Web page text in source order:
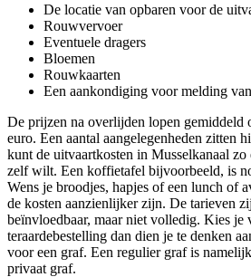
De locatie van opbaren voor de
Rouwvervoer
Eventuele dragers
Bloemen
Rouwkaarten
Een aankondiging voor melding
De prijzen na overlijden lopen gemiddeld
euro. Een aantal aangelegenheden zitten
kunt de uitvaartkosten in Musselkanaal
zelf wilt. Een koffietafel bijvoorbeeld, is
Wens je broodjes, hapjes of een lunch of
de kosten aanzienlijker zijn. De tarieven
beïnvloedbaar, maar niet volledig. Kies je
teraardebestelling dan dien je te denken
voor een graf. Een regulier graf is
privaat graf.